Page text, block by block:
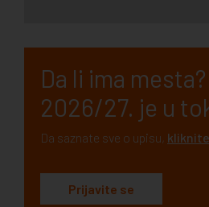
Da li ima
2026/27. je u
Da saznate sve o upisu,
Prijavite se